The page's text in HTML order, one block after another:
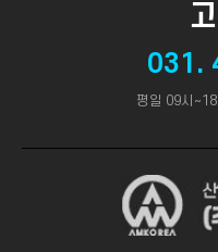
031.
평일 09시